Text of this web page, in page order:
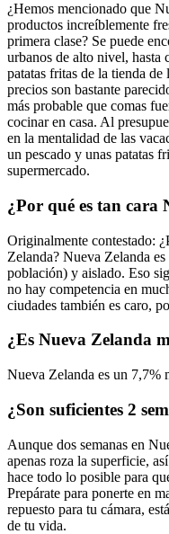
¿Hemos mencionado que
productos increíblemente
primera clase? Se puede
urbanos de alto nivel, hasta
patatas fritas de la tienda
precios son bastante
más probable que comas
cocinar en casa. Al
en la mentalidad de las
un pescado y unas patatas
supermercado.
¿Por qué es tan cara
Originalmente contestado:
Zelanda? Nueva Zelanda
población) y aislado. Eso
no hay competencia en
ciudades también es caro,
¿Es Nueva Zelanda
Nueva Zelanda es un 7,7%
¿Son suficientes 2
Aunque dos semanas en
apenas roza la superficie,
hace todo lo posible para
Prepárate para ponerte en
repuesto para tu cámara,
de tu vida.